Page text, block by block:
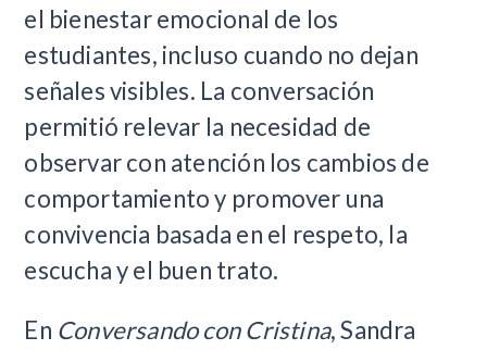
el bienestar emocional de los
estudiantes, incluso cuando no dejan
señales visibles. La conversación
permitió relevar la necesidad de
observar con atención los cambios de
comportamiento y promover una
convivencia basada en el respeto, la
escucha y el buen trato.
En Conversando con Cristina, Sandra